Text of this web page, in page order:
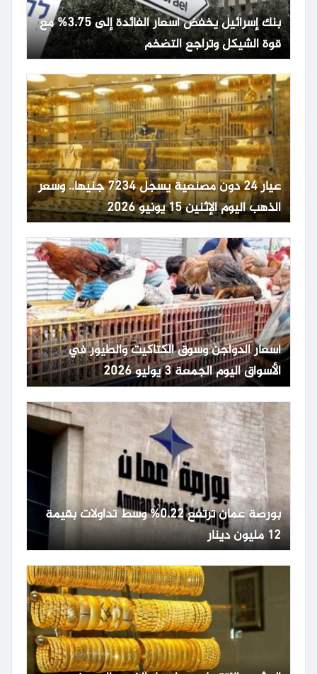
بنك إسرائيل يخفض أسعار الفائدة إلى 3.75% مع
قوة الشيكل وتراجع التضخم
عيار 24 دون مصنعية يسجل 7234 جنيها.. وسعر
الذهب اليوم الإثنين 15 يونيو 2026
أسعار الدواجن وسوق الكتاكيت والطيور في
الأسواق اليوم الجمعة 3 يوليو 2026
بورصة عمان ترتفع 0.22% وسط تداولات بقيمة
12 مليون دينار